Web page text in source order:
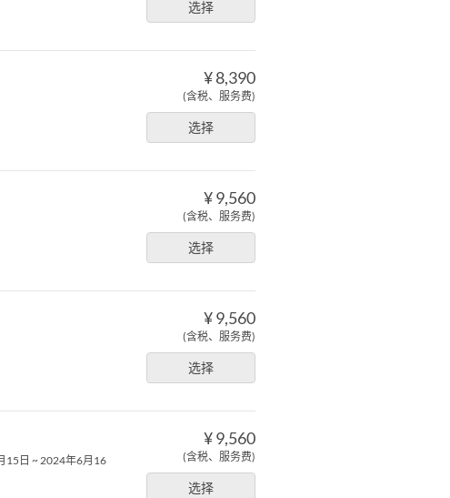
选择
¥ 8,390
(含税、服务费)
选择
¥ 9,560
(含税、服务费)
选择
¥ 9,560
(含税、服务费)
选择
¥ 9,560
(含税、服务费)
选择
15日 ~ 2024年6月16